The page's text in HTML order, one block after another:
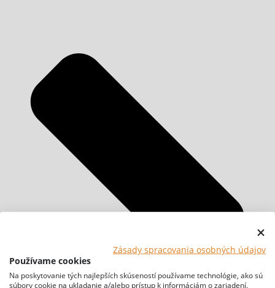
Zásady spracovania osobných údajov
Používame cookies
Na poskytovanie tých najlepších skúseností používame technológie, ako sú
súbory cookie na ukladanie a/alebo prístup k informáciám o zariadení.